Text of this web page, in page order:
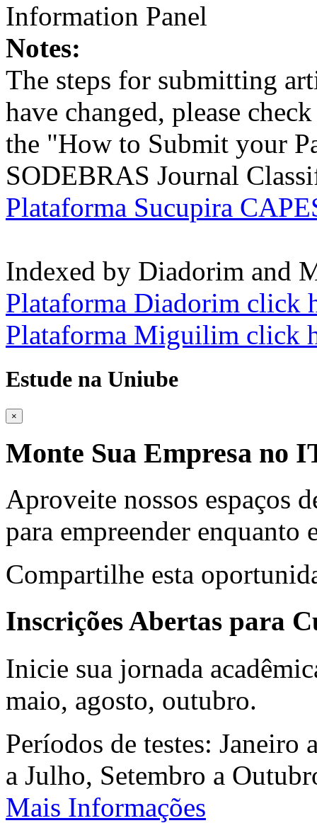
Information Panel
Notes:
The steps for submitting
have changed, please
the "How to Submit your
SODEBRAS Journal
Plataforma Sucupira
Indexed by Diadorim and
Plataforma Diadorim click
Plataforma Miguilim click
Estude na Uniube
×
Monte Sua Empresa no
Aproveite nossos espaços
para empreender enquanto
Compartilhe esta
Inscrições Abertas para
Inicie sua jornada
maio, agosto, outubro.
Períodos de testes:
a Julho, Setembro a
Mais Informações